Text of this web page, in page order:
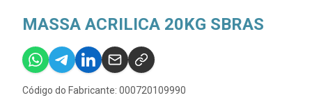
MASSA ACRILICA 20KG SBRAS
Código do Fabricante: 000720109990